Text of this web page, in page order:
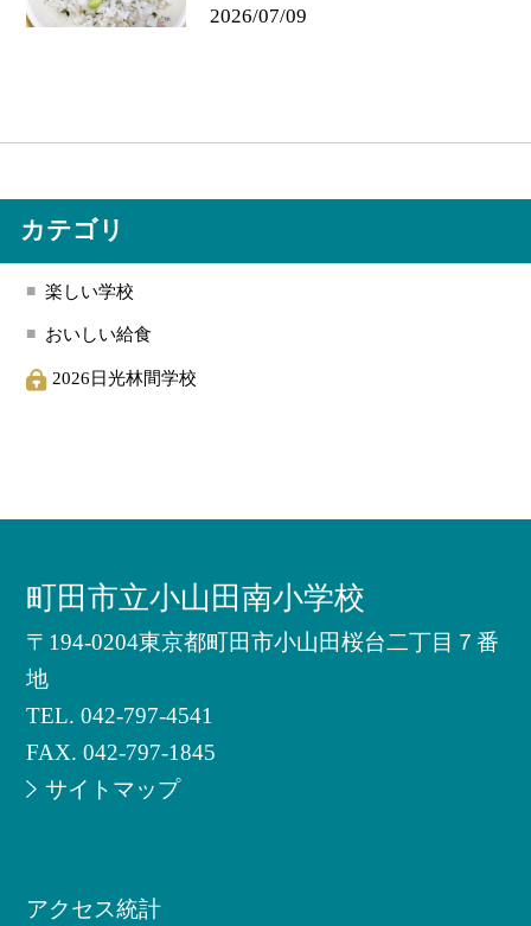
2026/07/09
カテゴリ
楽しい学校
おいしい給食
2026日光林間学校
町田市立小山田南小学校
〒194-0204東京都町田市小山田桜台二丁目７番
地
TEL.042-797-4541
FAX. 042-797-1845
サイトマップ
アクセス統計